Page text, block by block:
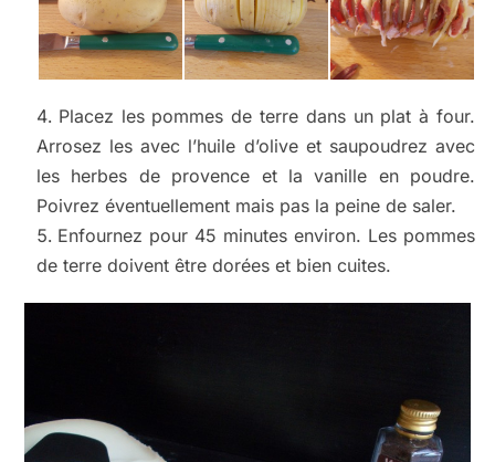
Placez les pommes de terre dans un plat à four.
Arrosez les avec l’huile d’olive et saupoudrez avec
les herbes de provence et la vanille en poudre.
Poivrez éventuellement mais pas la peine de saler.
Enfournez pour 45 minutes environ. Les pommes
de terre doivent être dorées et bien cuites.